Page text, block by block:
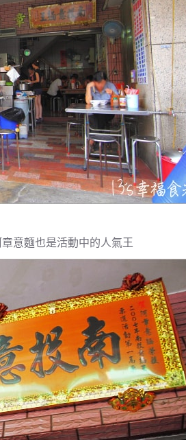
意麵也是活動中的人氣王